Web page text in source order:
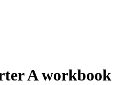
A workbook